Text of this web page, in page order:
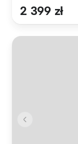
2 399 zł